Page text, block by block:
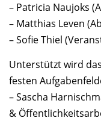
– Patricia Naujoks
– Matthias Leven
– Sofie Thiel
Unterstützt wird
festen
– Sascha
&